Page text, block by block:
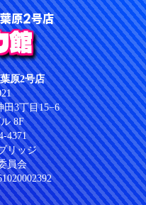
原2号店
館
原2号店
田3丁目15−6
8F
4371
リッジ
員会